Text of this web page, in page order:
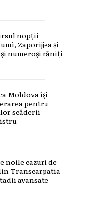
nopții
Zaporijjea și
numeroși răniți
Moldova își
pentru
scăderii
noile cazuri de
Transcarpatia
avansate